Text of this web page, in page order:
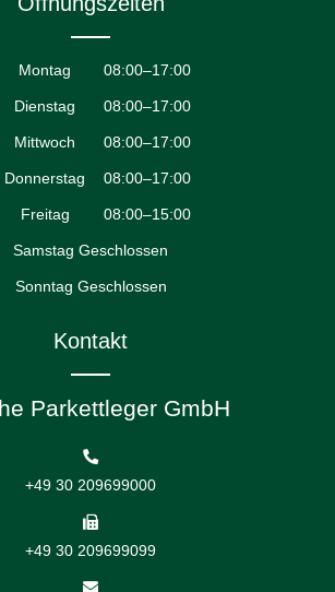
Montag 08:00–17:00
Dienstag 08:00–17:00
Mittwoch 08:00–17:00
Donnerstag 08:00–17:00
Freitag 08:00–15:00
Samstag Geschlossen
Sonntag Geschlossen
Kontakt
Parkettleger GmbH
+49 30 209699000
+49 30 209699099